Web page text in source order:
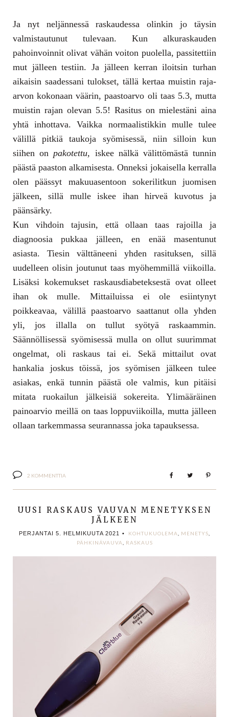
Ja nyt neljännessä raskaudessa olinkin jo täysin
valmistautunut tulevaan. Kun alkuraskauden
pahoinvoinnit olivat vähän voiton puolella, passitettiin
mut jälleen testiin. Ja jälleen kerran iloitsin turhan
aikaisin saadessani tulokset, tällä kertaa muistin raja-
arvon kokonaan väärin, paastoarvo oli taas 5.3, mutta
muistin rajan olevan 5.5! Rasitus on mielestäni aina
yhtä inhottava. Vaikka normaalistikkin mulle tulee
välillä pitkiä taukoja syömisessä, niin silloin kun
siihen onpakotettu, iskee nälkä välittömästä tunnin
päästä paaston alkamisesta. Onneksi jokaisella kerralla
olen päässyt makuuasentoon sokerilitkun juomisen
jälkeen, sillä mulle iskee ihan hirveä kuvotus ja
päänsärky.
Kun vihdoin tajusin, että ollaan taas rajoilla ja
diagnoosia pukkaa jälleen, en enää masentunut
asiasta. Tiesin välttäneeni yhden rasituksen, sillä
uudelleen olisin joutunut taas myöhemmillä viikoilla.
Lisäksi kokemukset raskausdiabeteksestä ovat olleet
ihan ok mulle. Mittailuissa ei ole esiintynyt
poikkeavaa, välillä paastoarvo saattanut olla yhden
yli, jos illalla on tullut syötyä raskaammin.
Säännöllisessä syömisessä mulla on ollut suurimmat
ongelmat, oli raskaus tai ei. Sekä mittailut ovat
hankalia joskus töissä, jos syömisen jälkeen tulee
asiakas, enkä tunnin päästä ole valmis, kun pitäisi
mitata ruokailun jälkeisiä sokereita. Ylimääräinen
painoarvio meillä on taas loppuviikoilla, mutta jälleen
ollaan tarkemmassa seurannassa joka tapauksessa.
2 KOMMENTTIA
UUSI RASKAUS VAUVAN MENETYKSEN
JÄLKEEN
PERJANTAI 5. HELMIKUUTA 2021 • KOHTUKUOLEMA MENETYS
PÄHKINÄVAUVA
RASKAUS